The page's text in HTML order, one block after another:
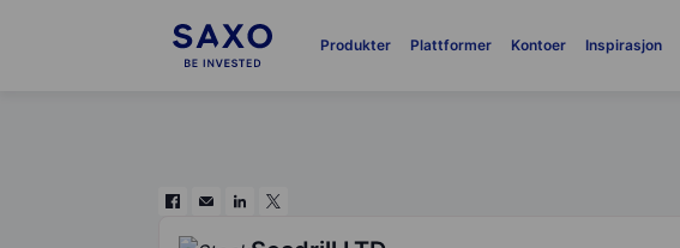
Produkter Plattformer Kontoer Inspirasjon